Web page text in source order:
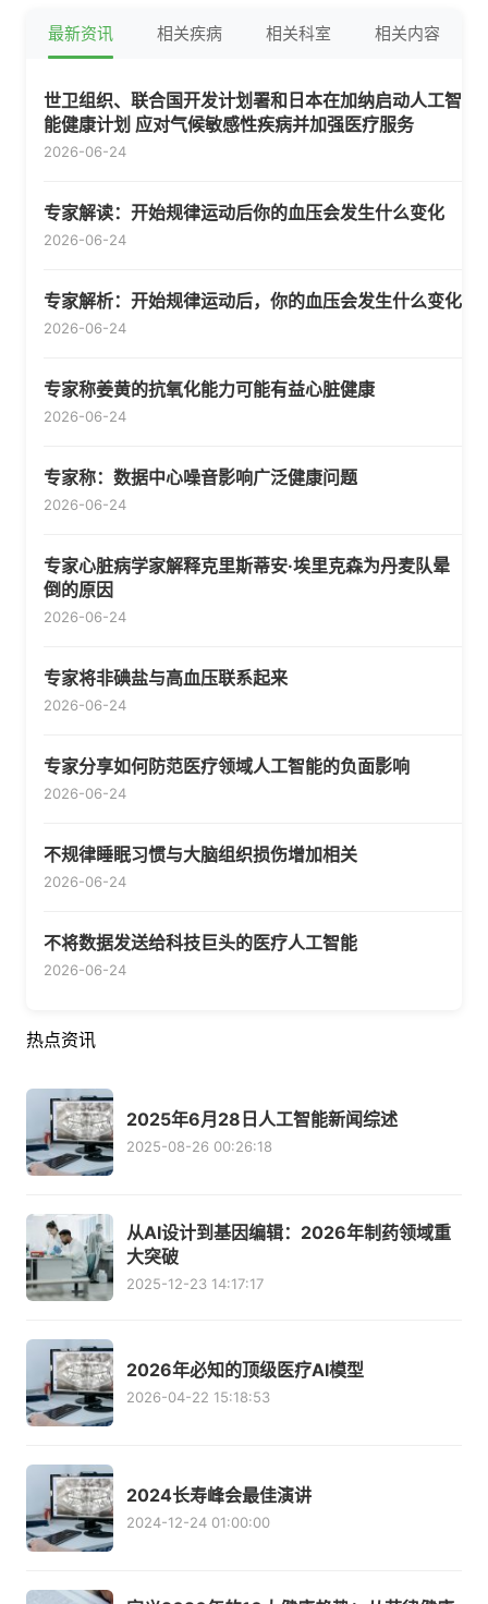
最新资讯 相关疾病 相关科室 相关内容
世卫组织、联合国开发计划署和日本在加纳启动人工智
能健康计划 应对气候敏感性疾病并加强医疗服务
2026-06-24
专家解读：开始规律运动后你的血压会发生什么变化
2026-06-24
专家解析：开始规律运动后，你的血压会发生什么变化
2026-06-24
专家称姜黄的抗氧化能力可能有益心脏健康
2026-06-24
专家称：数据中心噪音影响广泛健康问题
2026-06-24
专家心脏病学家解释克里斯蒂安·埃里克森为丹麦队晕
倒的原因
2026-06-24
专家将非碘盐与高血压联系起来
2026-06-24
专家分享如何防范医疗领域人工智能的负面影响
2026-06-24
不规律睡眠习惯与大脑组织损伤增加相关
2026-06-24
不将数据发送给科技巨头的医疗人工智能
2026-06-24
热点资讯
2025年6月28日人工智能新闻综述
2025-08-26 00:26:18
从AI设计到基因编辑：2026年制药领域重
大突破
2025-12-23 14:17:17
2026年必知的顶级医疗AI模型
2026-04-22 15:18:53
2024长寿峰会最佳演讲
2024-12-24 01:00:00